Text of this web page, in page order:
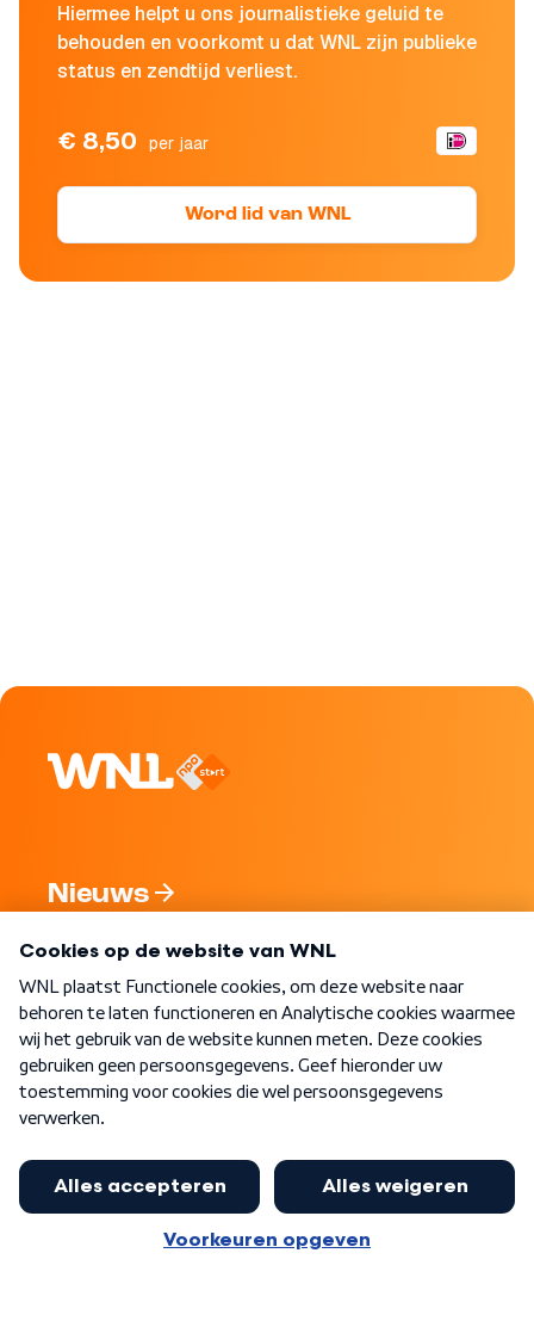
Hiermee helpt u ons journalistieke geluid te
behouden en voorkomt u dat WNL zijn publieke
status en zendtijd verliest.
€ 8,50 per jaar
Word lid van WNL
Nieuws
Nieuwsbrief
Word Lid